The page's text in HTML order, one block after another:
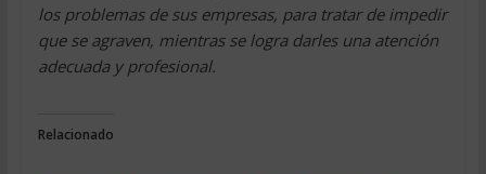
los problemas de sus empresas, para tratar de impedir
que se agraven, mientras se logra darles una atención
adecuada y profesional.
Relacionado